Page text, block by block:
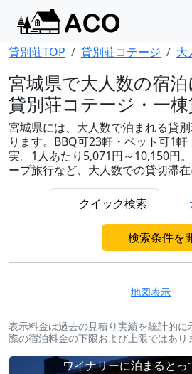
貸別荘TOP 貸別荘コテージ 大
宮城県で大人数の宿
貸別荘コテージ・一
宮城県には、大人数で泊まれる貸
ります。BBQ可23軒・ペット可1
実。1人あたり5,071円～10,150円
ープ旅行など、大人数での貸切滞在
クイック検索
検索条件を
地図表示
表示料金は過去の見積り実績を統計的
際の宿泊料金の下限および上限ではあり
ワイナリーに泊まるとっ